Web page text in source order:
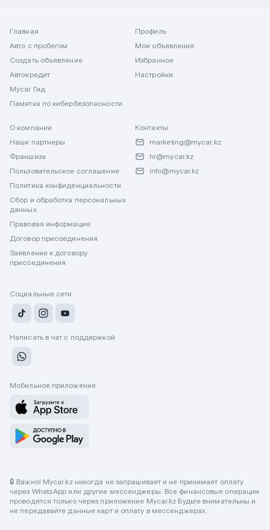
Главная
Авто с пробегом
Создать объявление
Автокредит
Mycar Гид
Памятка по кибербезопасности
Профиль
Мои объявления
Избранное
Настройки
О компании
Наши партнеры
Франшиза
Пользовательское соглашение
Политика конфиденциальности
Сбор и обработка персональных
данных
Правовая информация
Договор присоединения
Заявление к договору
присоединения
Контакты
marketing@mycar.kz
hr@mycar.kz
info@mycar.kz
Социальные сети
Написать в чат с поддержкой
Мобильное приложение
🔒 Важно! Mycar.kz никогда не запрашивает и не принимает оплату
через WhatsApp или другие мессенджеры. Все финансовые операции
проводятся только через приложение Mycar.kz Будьте внимательны и
не передавайте данные карт и оплату в мессенджерах.